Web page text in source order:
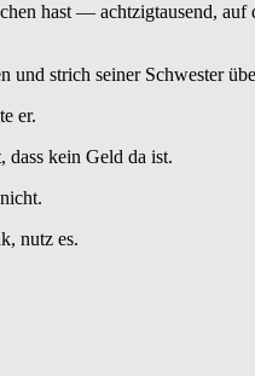
hast — achtzigtausend, auf
und strich seiner Schwester
er.
dass kein Geld da ist.
nutz es.